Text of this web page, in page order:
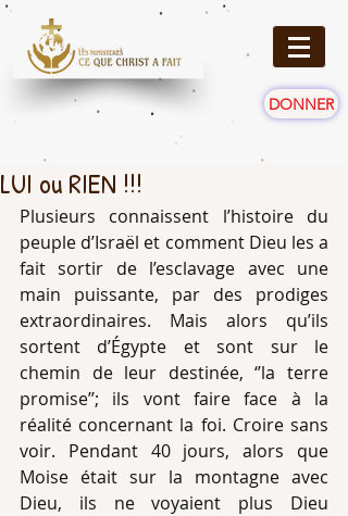
DONNER
LUI ou RIEN !!!
Plusieurs connaissent l’histoire du
peuple d’Israël et comment Dieu les a
fait sortir de l’esclavage avec une
main puissante, par des prodiges
extraordinaires. Mais alors qu’ils
sortent d’Égypte et sont sur le
chemin de leur destinée, ‘’la terre
promise’’; ils vont faire face à la
réalité concernant la foi. Croire sans
voir. Pendant 40 jours, alors que
Moise était sur la montagne avec
Dieu, ils ne voyaient plus Dieu